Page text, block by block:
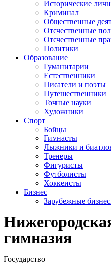
Исторические
Криминал
Общественные
Отечественные
Отечественные
Политики
Образование
Гуманитарии
Естественники
Писатели и поэты
Путешественники
Точные науки
Художники
Спорт
Бойцы
Гимнасты
Лыжники и
Тренеры
Фигуристы
Футболисты
Хоккеисты
Бизнес
Зарубежные
гимназия
Государство